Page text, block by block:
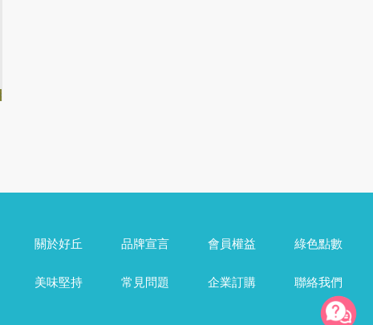
關於好丘 品牌宣言 會員權益 綠色點數
美味堅持 常見問題 企業訂購 聯絡我們